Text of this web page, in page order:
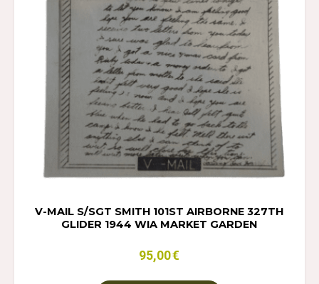
V-MAIL S/SGT SMITH 101ST AIRBORNE 327TH
GLIDER 1944 WIA MARKET GARDEN
95,00€